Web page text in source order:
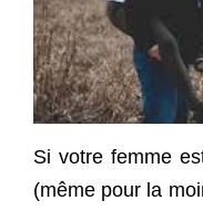
Si votre femme
(même pour la